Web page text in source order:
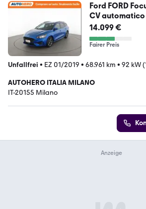
Ford FORD
CV automatico
14.099 €
Fairer Preis
Unfallfrei • EZ 01/2019 • 68.961 km • 92 kW
AUTOHERO ITALIA MILANO
IT-20155 Milano